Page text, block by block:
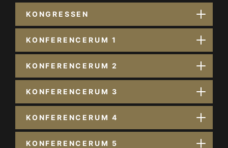
KONGRESSEN
KONFERENCERUM 1
KONFERENCERUM 2
KONFERENCERUM 3
KONFERENCERUM 4
KONFERENCERUM 5